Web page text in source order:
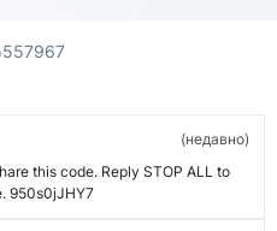
this code. Reply STOP ALL to
950s0jJHY7
недавно